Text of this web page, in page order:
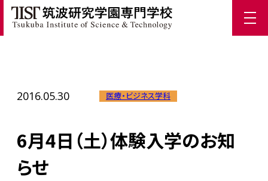
ホーム / TIST News / 6月4日（土）体験入学のお知らせ
2016.05.30 医療・ビジネス学科
6月4日（土）体験入学のお知
らせ